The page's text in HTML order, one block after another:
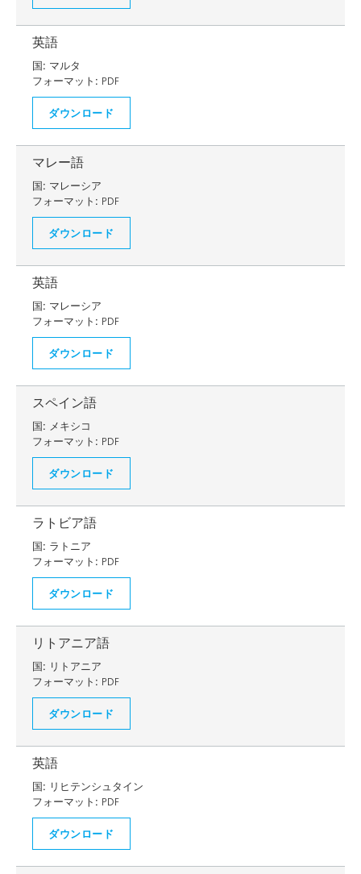
英語
国: マルタ
フォーマット: PDF
ダウンロード
マレー語
国: マレーシア
フォーマット: PDF
ダウンロード
英語
国: マレーシア
フォーマット: PDF
ダウンロード
スペイン語
国: メキシコ
フォーマット: PDF
ダウンロード
ラトビア語
国: ラトニア
フォーマット: PDF
ダウンロード
リトアニア語
国: リトアニア
フォーマット: PDF
ダウンロード
英語
国: リヒテンシュタイン
フォーマット: PDF
ダウンロード